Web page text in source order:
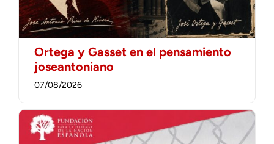
Ortega y Gasset en el pensamiento
joseantoniano
07/08/2026